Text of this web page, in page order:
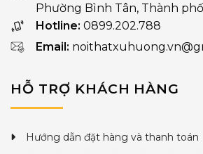
Phường Bình Tân, Thành
Hotline: 0899.202.788
Email:
HỖ TRỢ KHÁCH HÀNG
Hướng dẫn đặt hàng và thanh toán